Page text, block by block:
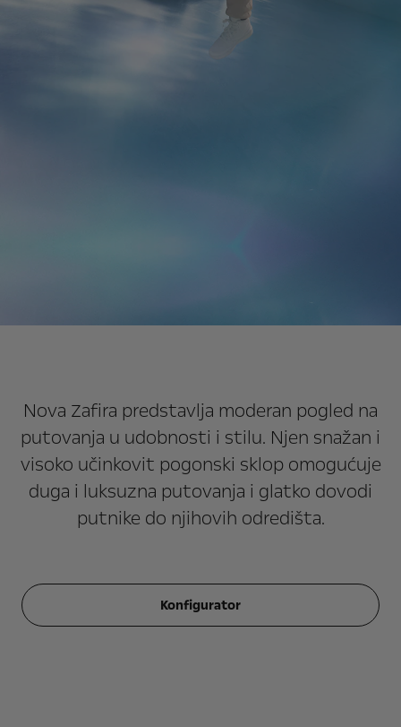
Nova Zafira predstavlja moderan pogled na
putovanja u udobnosti i stilu. Njen snažan i
visoko učinkovit pogonski sklop omogućuje
duga i luksuzna putovanja i glatko dovodi
putnike do njihovih odredišta.
Konfigurator